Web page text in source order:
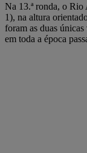
Na 13.ª ronda, o Rio
1), na altura
foram as duas
em toda a época